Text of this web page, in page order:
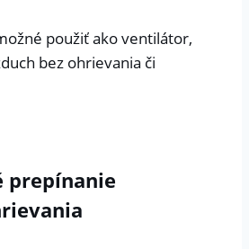
použiť ako ventilátor,
bez ohrievania či
prepínanie